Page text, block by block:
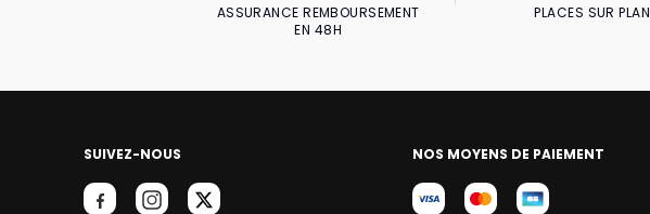
ASSURANCE REMBOURSEMENT
EN 48H
PLACES SUR PLAN
SUIVEZ-NOUS NOS MOYENS DE PAIEMENT